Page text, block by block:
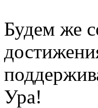
Будем же
Ура!